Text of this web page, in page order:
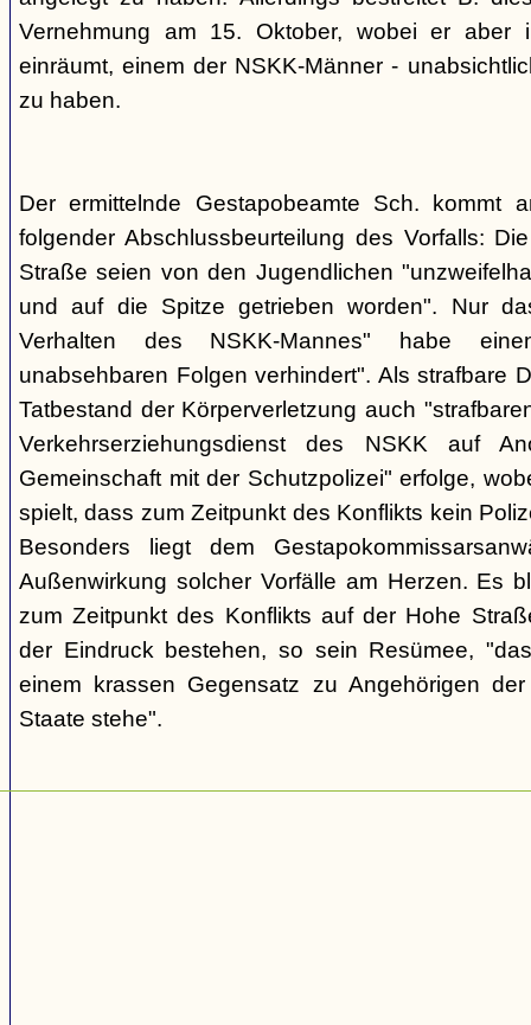
Vernehmung am 15. Oktober, wobei er aber
einräumt, einem der NSKK-Männer -
zu haben.
Der ermittelnde Gestapobeamte Sch. kommt
folgender Abschlussbeurteilung des Vorfalls:
Straße seien von den Jugendlichen
und auf die Spitze getrieben worden". Nur
Verhalten des NSKK-Mannes" habe
unabsehbaren Folgen verhindert". Als strafbare
Tatbestand der Körperverletzung auch
Verkehrserziehungsdienst des NSKK auf
Gemeinschaft mit der Schutzpolizei" erfolge,
spielt, dass zum Zeitpunkt des Konflikts kein
Besonders liegt dem
Außenwirkung solcher Vorfälle am Herzen. Es
zum Zeitpunkt des Konflikts auf der Hohe
der Eindruck bestehen, so sein Resümee,
einem krassen Gegensatz zu Angehörigen
Staate stehe".